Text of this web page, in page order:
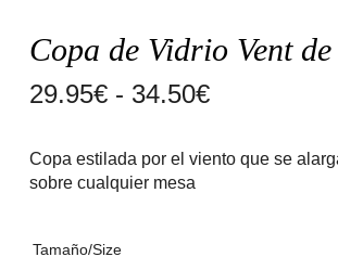
Copa de Vidrio Vent
29.95€ - 34.50€Rango
precios:
Copa estilada por el viento que se
sobre cualquier mesa
Tamaño/Size